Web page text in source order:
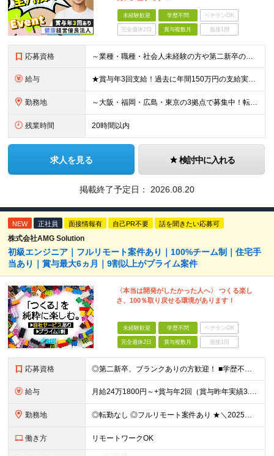
未経験歓迎 学歴不問 ベテランOK
完全週休2日 賞与複数月 面接1回
応募資格 ～業種・職種・社会人未経験の方や第二新卒の方も歓迎！～ ■学歴不問 ■35歳以下※若年層の長期キャリア形成を図るため ＼意欲重視の人物採用！ こんな方をお待ちしています／ ■チームでやり遂げる仕事が
給与 ★賞与年3回支給！過去に年間150万円の支給実績あり ■大阪・広島：月給23万3000円～35万円（固定残業代／月4万2000円～5万5000円含む） └試用期間中：月給22万5000円～（固定残業
勤務地 ～大阪・福岡・広島・東京の3拠点で募集中！転勤なし～ ※希望・住まいを考慮して決定します ■大阪支店 大阪府大阪市中央区瓦町3-3-16OWL瓦町ビル4Ｆ ■福岡本社 福岡県福岡市博多区博多駅東2
残業時間 20時間以内
求人を見る 検討中に入れる
掲載終了予定日： 2026.08.20
NEW 正社員 面接情報有 自己PR不要 話を聞きたい応募可
株式会社AMG Solution
初級エンジニア｜フルリモート案件あり｜100%チーム制｜住宅手
当あり｜賞与最大6ヵ月｜9割以上がプライム案件
〈本当は開発がしたかった人へ〉 つくる楽し
さ、100％取り戻せる環境があります！
未経験歓迎 学歴不問 ベテランOK
完全週休2日 賞与複数月 面接1回
応募資格 ◎第二新卒、ブランクありの方歓迎！ ■学歴不問 ■何らかの開発経験またはプログラミングや保守・運用のご経験 ※言語や経験年数は不問 ＜こんな方にピッタリです＞ □ 上流のスキルを身につけたい □ 再
給与 月給24万1800円～+賞与年2回（賞与昨年実績3.2ヶ月）+各種手当＋住宅手当あり(最大1万5千円) ※経験やスキルを考慮して決定します。 ※上記月給には一律支給の住宅手当・永年勤続手当を含みます
勤務地 ◎転勤なし ◎フルリモート案件あり ★＼2025年10月20日にNEWオフィス移転／★ ━━━━━━━━━━━━━━━━━━━━━━ AMG Solutionは、日本橋大伝馬町に移転！ 移転に向けて
働き方 リモートワークOK